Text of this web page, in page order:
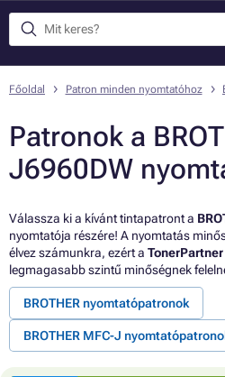
Főoldal Patron minden nyomtatóhoz
Patronok a
J6960DW
Válassza ki a kívánt tintapatront a
nyomtatója részére! A nyomtatás
élvez számunkra, ezért a TonerPartner
legmagasabb szintű minőségnek
BROTHER nyomtatópatronok
BROTHER MFC-J